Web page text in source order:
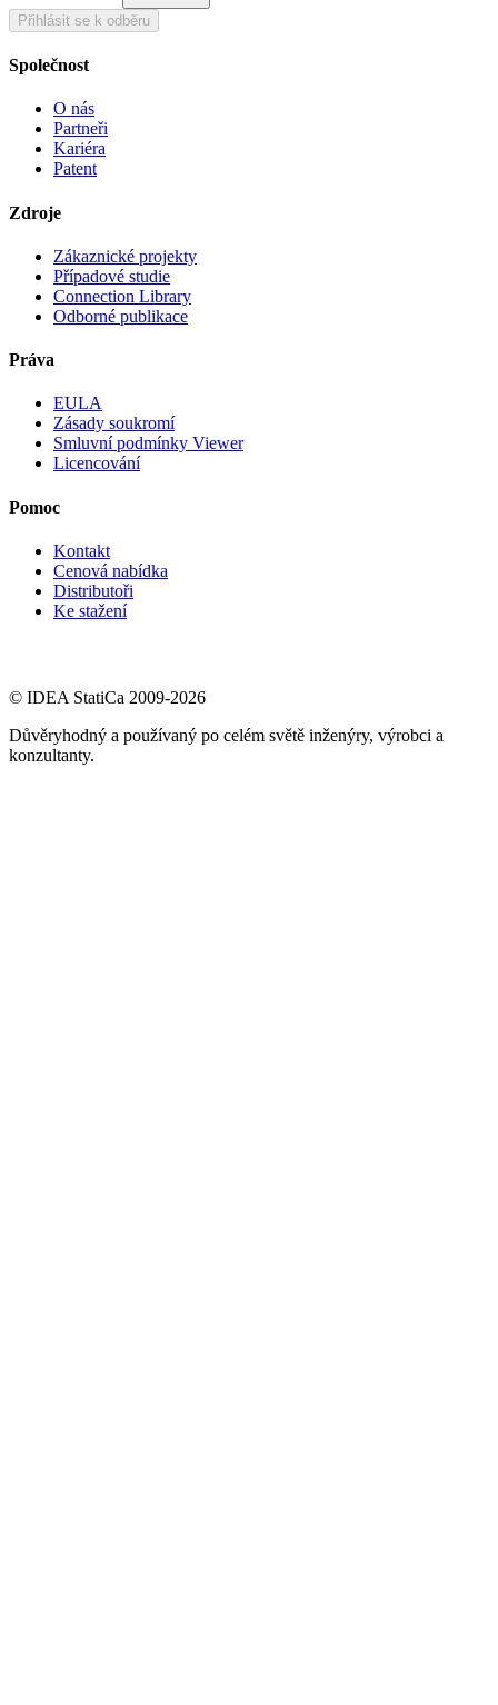
Přihlásit se k odběru
Společnost
O nás
Partneři
Kariéra
Patent
Zdroje
Zákaznické projekty
Případové studie
Connection Library
Odborné publikace
Práva
EULA
Zásady soukromí
Smluvní podmínky Viewer
Licencování
Pomoc
Kontakt
Cenová nabídka
Distributoři
Ke stažení
© IDEA StatiCa 2009-2026
Důvěryhodný a používaný po celém světě inženýry, výrobci a
konzultanty.